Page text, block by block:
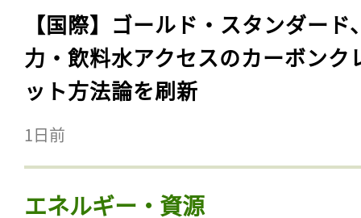
【国際】ゴールド・スタンダード
力・飲料水アクセスのカーボンク
ット方法論を刷新
1日前
エネルギー・資源